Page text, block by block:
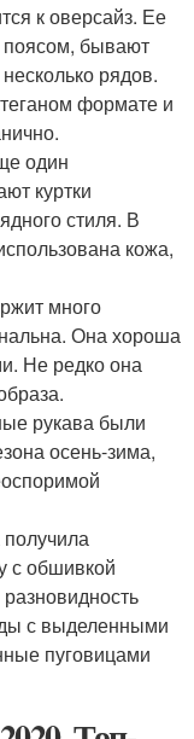
к оверсайз. Ее
поясом, бывают
рядов.
формате и
один
куртки
стиля. В
кожа,
много
Она хороша
Не редко она
рукава были
осень-зима,
с обшивкой
с выделенными
пуговицами